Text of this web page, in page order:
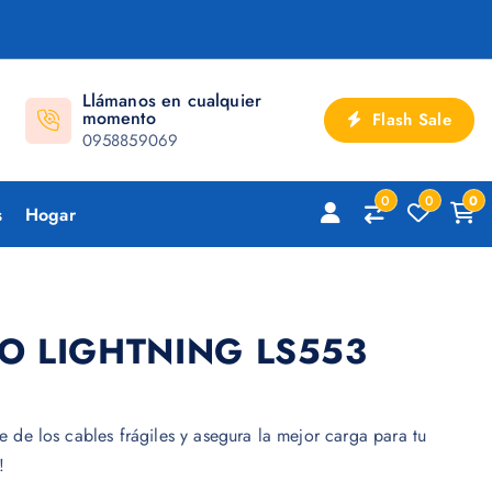
Llámanos en cualquier
momento
0958859069
Flash Sale
Hogar
0 0 0
LIGHTNING LS553
de los cables frágiles y asegura la mejor carga para tu